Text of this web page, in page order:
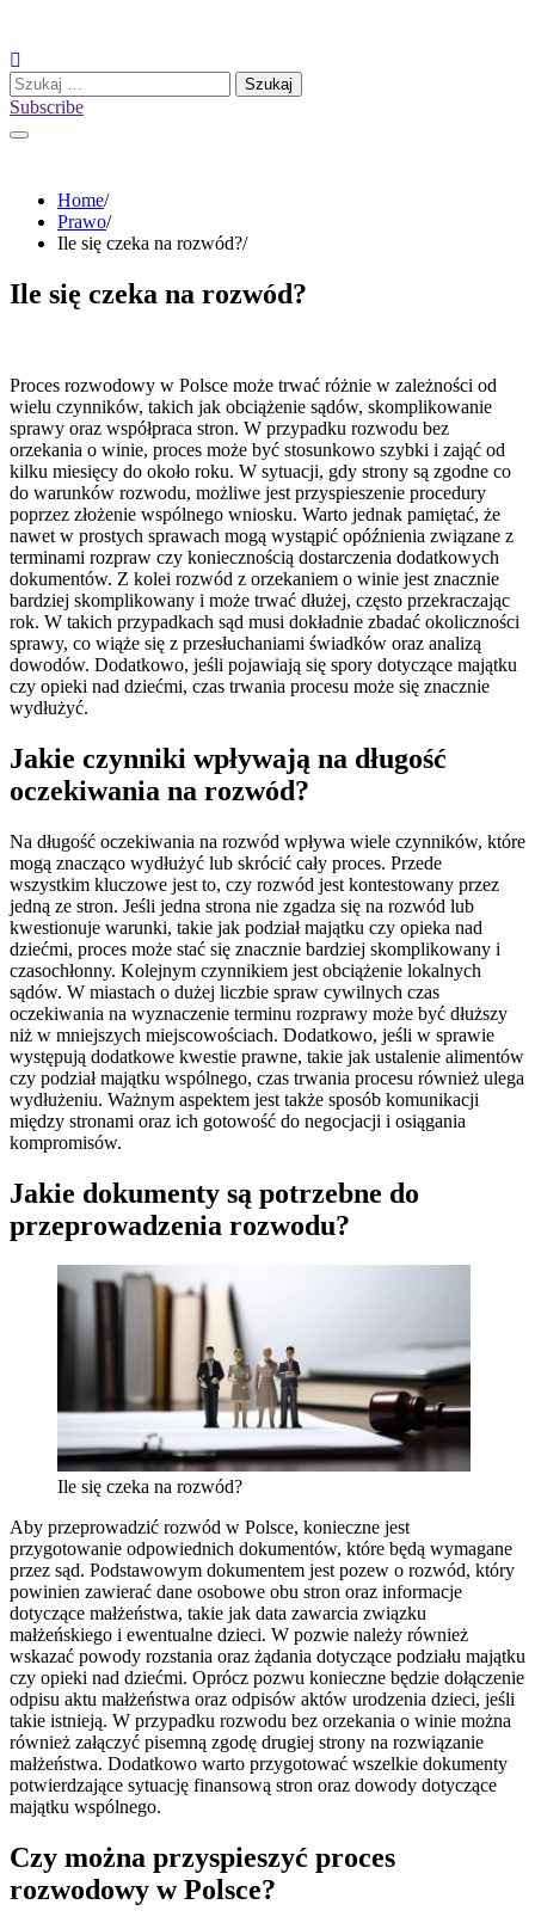
content
Szukaj:
Subscribe
Home
Prawo
Ile się czeka na rozwód?
Ile się czeka na rozwód?
Proces rozwodowy w Polsce może trwać różnie w zależności od
wielu czynników, takich jak obciążenie sądów, skomplikowanie
sprawy oraz współpraca stron. W przypadku rozwodu bez
orzekania o winie, proces może być stosunkowo szybki i zająć od
kilku miesięcy do około roku. W sytuacji, gdy strony są zgodne co
do warunków rozwodu, możliwe jest przyspieszenie procedury
poprzez złożenie wspólnego wniosku. Warto jednak pamiętać, że
nawet w prostych sprawach mogą wystąpić opóźnienia związane z
terminami rozpraw czy koniecznością dostarczenia dodatkowych
dokumentów. Z kolei rozwód z orzekaniem o winie jest znacznie
bardziej skomplikowany i może trwać dłużej, często przekraczając
rok. W takich przypadkach sąd musi dokładnie zbadać okoliczności
sprawy, co wiąże się z przesłuchaniami świadków oraz analizą
dowodów. Dodatkowo, jeśli pojawiają się spory dotyczące majątku
czy opieki nad dziećmi, czas trwania procesu może się znacznie
wydłużyć.
Jakie czynniki wpływają na długość
oczekiwania na rozwód?
Na długość oczekiwania na rozwód wpływa wiele czynników, które
mogą znacząco wydłużyć lub skrócić cały proces. Przede
wszystkim kluczowe jest to, czy rozwód jest kontestowany przez
jedną ze stron. Jeśli jedna strona nie zgadza się na rozwód lub
kwestionuje warunki, takie jak podział majątku czy opieka nad
dziećmi, proces może stać się znacznie bardziej skomplikowany i
czasochłonny. Kolejnym czynnikiem jest obciążenie lokalnych
sądów. W miastach o dużej liczbie spraw cywilnych czas
oczekiwania na wyznaczenie terminu rozprawy może być dłuższy
niż w mniejszych miejscowościach. Dodatkowo, jeśli w sprawie
występują dodatkowe kwestie prawne, takie jak ustalenie alimentów
czy podział majątku wspólnego, czas trwania procesu również ulega
wydłużeniu. Ważnym aspektem jest także sposób komunikacji
między stronami oraz ich gotowość do negocjacji i osiągania
kompromisów.
Jakie dokumenty są potrzebne do
przeprowadzenia rozwodu?
Ile się czeka na rozwód?
Aby przeprowadzić rozwód w Polsce, konieczne jest
przygotowanie odpowiednich dokumentów, które będą wymagane
przez sąd. Podstawowym dokumentem jest pozew o rozwód, który
powinien zawierać dane osobowe obu stron oraz informacje
dotyczące małżeństwa, takie jak data zawarcia związku
małżeńskiego i ewentualne dzieci. W pozwie należy również
wskazać powody rozstania oraz żądania dotyczące podziału majątku
czy opieki nad dziećmi. Oprócz pozwu konieczne będzie dołączenie
odpisu aktu małżeństwa oraz odpisów aktów urodzenia dzieci, jeśli
takie istnieją. W przypadku rozwodu bez orzekania o winie można
również załączyć pisemną zgodę drugiej strony na rozwiązanie
małżeństwa. Dodatkowo warto przygotować wszelkie dokumenty
potwierdzające sytuację finansową stron oraz dowody dotyczące
majątku wspólnego.
Czy można przyspieszyć proces
rozwodowy w Polsce?